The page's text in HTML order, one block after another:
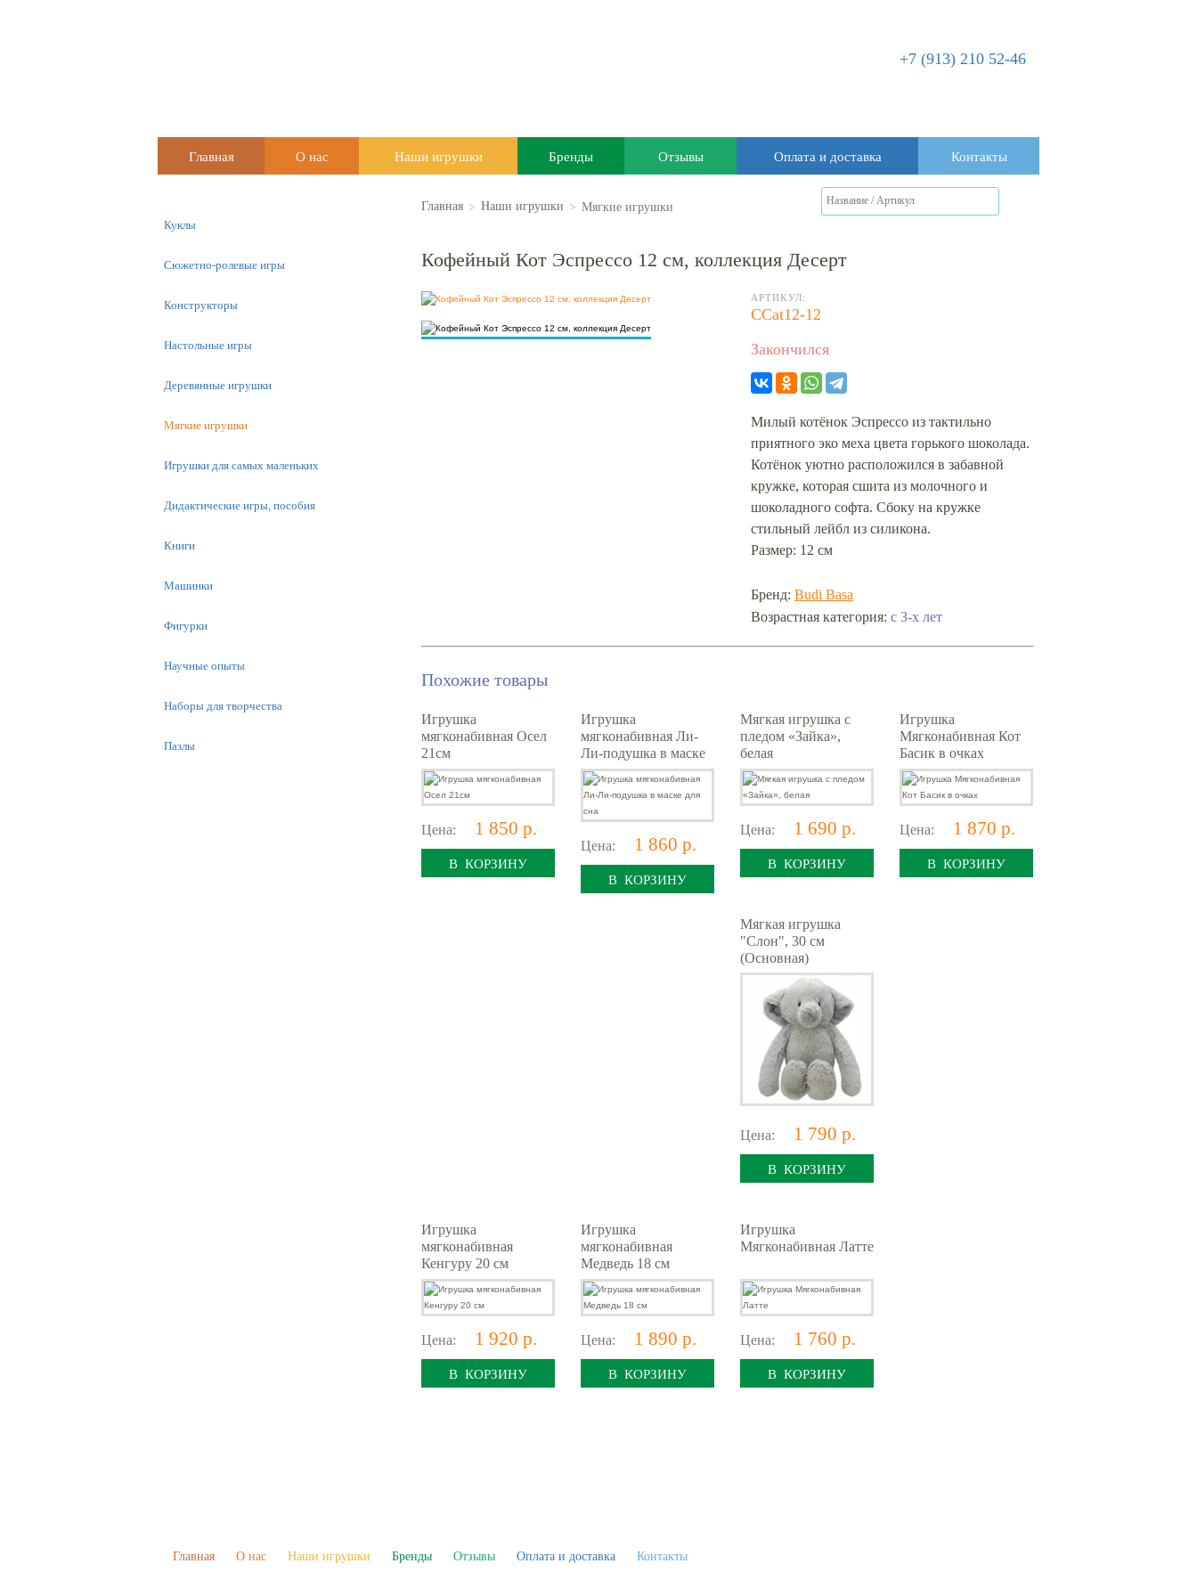
+7 (913) 210 52-46
Главная О нас Наши игрушки Бренды Отзывы Оплата и доставка Контакты
Главная > Наши игрушки > Мягкие игрушки
Кофейный Кот Эспрессо 12 см, коллекция Десерт
АРТИКУЛ:
CCat12-12
Закончился
Милый котёнок Эспрессо из тактильно
приятного эко меха цвета горького шоколада.
Котёнок уютно расположился в забавной
кружке, которая сшита из молочного и
шоколадного софта. Сбоку на кружке
стильный лейбл из силикона.
Размер: 12 см
Бренд: Budi Basa
Возрастная категория: с 3-х лет
Похожие товары
Игрушка
мягконабивная Осел
21см
Цена: 1 850 р.
В КОРЗИНУ
Игрушка
мягконабивная Ли-
Ли-подушка в маске
для сна
Цена: 1 860 р.
В КОРЗИНУ
Мягкая игрушка с
пледом «Зайка»,
белая
Цена: 1 690 р.
В КОРЗИНУ
Игрушка
Мягконабивная Кот
Басик в очках
Цена: 1 870 р.
В КОРЗИНУ
Мягкая игрушка
"Слон", 30 см
(Основная)
Цена: 1 790 р.
В КОРЗИНУ
Игрушка
мягконабивная
Кенгуру 20 см
Цена: 1 920 р.
В КОРЗИНУ
Игрушка
мягконабивная
Медведь 18 см
Цена: 1 890 р.
В КОРЗИНУ
Игрушка
Мягконабивная Латте
Цена: 1 760 р.
В КОРЗИНУ
Куклы
Сюжетно-ролевые игры
Конструкторы
Настольные игры
Деревянные игрушки
Мягкие игрушки
Игрушки для самых маленьких
Дидактические игры, пособия
Книги
Машинки
Фигурки
Научные опыты
Наборы для творчества
Пазлы
Главная О нас Наши игрушки Бренды Отзывы Оплата и доставка Контакты